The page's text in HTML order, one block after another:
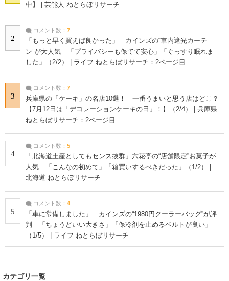
中】 | 芸能人 ねとらぼリサーチ
2
コメント数： 7
「もっと早く買えば良かった」 カインズの“車内遮光カーテ
ン”が大人気 「プライバシーも保てて安心」「ぐっすり眠れま
した」（2/2） | ライフ ねとらぼリサーチ：2ページ目
3
コメント数： 7
兵庫県の「ケーキ」の名店10選！ 一番うまいと思う店はどこ？
【7月12日は「デコレーションケーキの日」！】（2/4） | 兵庫県
ねとらぼリサーチ：2ページ目
4
コメント数： 5
「北海道土産としてもセンス抜群」六花亭の“店舗限定”お菓子が
人気 「こんなの初めて」「箱買いするべきだった」（1/2） |
北海道 ねとらぼリサーチ
5
コメント数： 4
「車に常備しました」 カインズの“1980円クーラーバッグ”が評
判 「ちょうどいい大きさ」「保冷剤を止めるベルトが良い」
（1/5） | ライフ ねとらぼリサーチ
カテゴリ一覧